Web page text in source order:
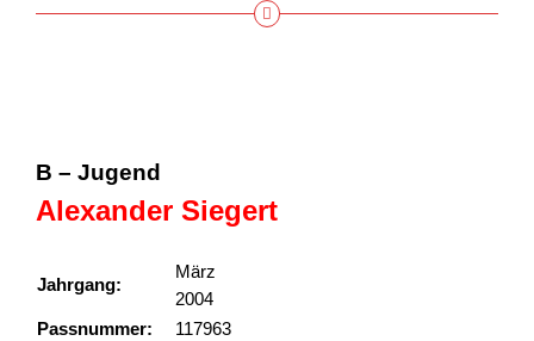
B – Jugend
Alexander Siegert
Jahrgang:
März
2004
Passnummer:
117963